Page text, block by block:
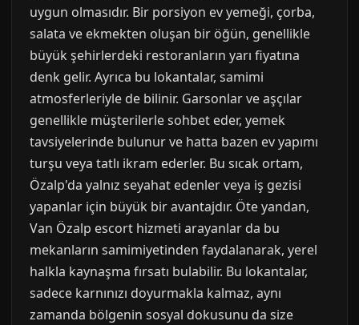
uygun olmasıdır. Bir porsiyon ev yemeği, çorba,
salata ve ekmekten oluşan bir öğün, genellikle
büyük şehirlerdeki restoranların yarı fiyatına
denk gelir. Ayrıca bu lokantalar, samimi
atmosferleriyle de bilinir. Garsonlar ve aşçılar
genellikle müşterilerle sohbet eder, yemek
tavsiyelerinde bulunur ve hatta bazen ev yapımı
turşu veya tatlı ikram ederler. Bu sıcak ortam,
Özalp'da yalnız seyahat edenler veya iş gezisi
yapanlar için büyük bir avantajdır. Öte yandan,
Van Özalp escort hizmeti arayanlar da bu
mekanların samimiyetinden faydalanarak, yerel
halkla kaynaşma fırsatı bulabilir. Bu lokantalar,
sadece karnınızı doyurmakla kalmaz, aynı
zamanda bölgenin sosyal dokusunu da size